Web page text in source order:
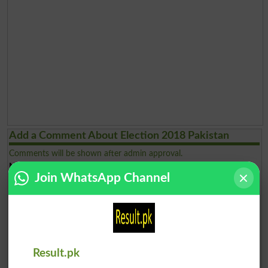
Add a Comment About Election 2018 Pakistan
Comments will be shown after admin approval.
Name
Email
Join WhatsApp Channel
Result.pk